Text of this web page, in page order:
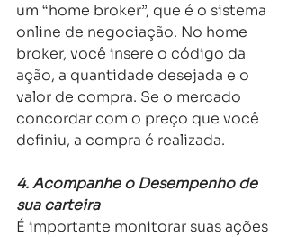
um “home broker”, que é o sistema
online de negociação. No home
broker, você insere o código da
ação, a quantidade desejada e o
valor de compra. Se o mercado
concordar com o preço que você
definiu, a compra é realizada.
4. Acompanhe o Desempenho de
sua carteira
É importante monitorar suas ações